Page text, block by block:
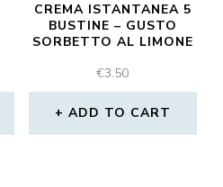
CREMA ISTANTANEA 5
BUSTINE – GUSTO
SORBETTO AL LIMONE
€3.50
ADD TO CART